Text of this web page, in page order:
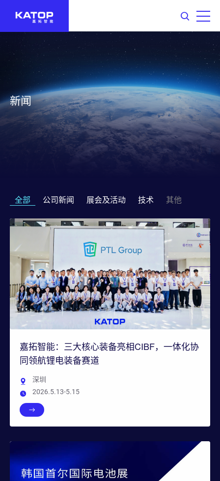
新闻
全部 公司新闻 展会及活动 技术 其他
嘉拓智能：三大核心装备亮相CIBF，一体化协
同领航锂电装备赛道
深圳
2026.5.13-5.15